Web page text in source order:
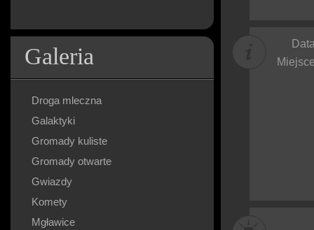
Galeria
Droga mleczna
Galaktyki
Gromady kuliste
Gromady otwarte
Gwiazdy
Komety
Mgławice